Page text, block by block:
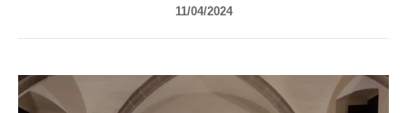
11/04/2024